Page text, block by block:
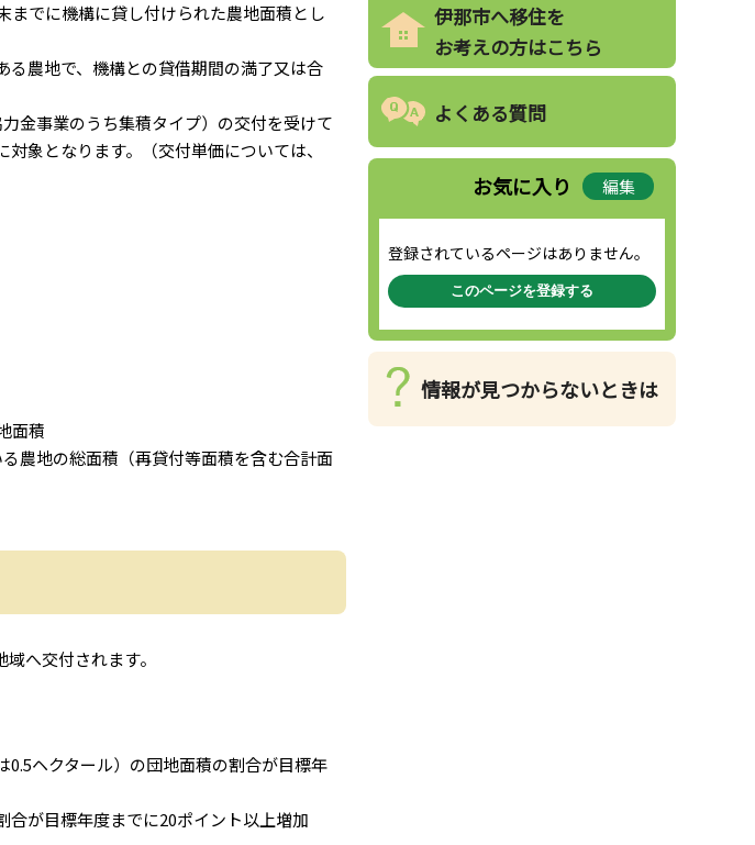
までに機構に貸し付けられた農地面積とし
る農地で、機構との貸借期間の満了又は合
金事業のうち集積タイプ）の交付を受けて
象となります。（交付単価については、
面積
農地の総面積（再貸付等面積を含む合計面
へ交付されます。
0.5ヘクタール）の団地面積の割合が目標年
合が目標年度までに20ポイント以上増加
伊那市へ移住を
お考えの方はこちら
よくある質問
お気に入り 編集
登録されているページはありません。
このページを登録する
情報が見つからないときは